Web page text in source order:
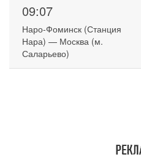
09:07
Наро-Фоминск (Станция
Нара) — Москва (м.
Саларьево)